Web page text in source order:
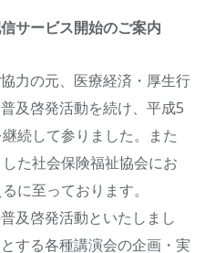
サービス開始のご案内
力の元、医療経済・厚生行
及啓発活動を続け、平成5
続して参りました。また
た社会保険福祉協会にお
に至っております。
及啓発活動といたしまし
する各種講演会の企画・実